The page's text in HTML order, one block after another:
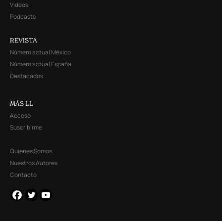
Videos
Podcasts
REVISTA
Número actual México
Número actual España
Destacados
MÁS LL
Acceso
Suscribirme
Quienes Somos
Nuestros Autores
Contacto